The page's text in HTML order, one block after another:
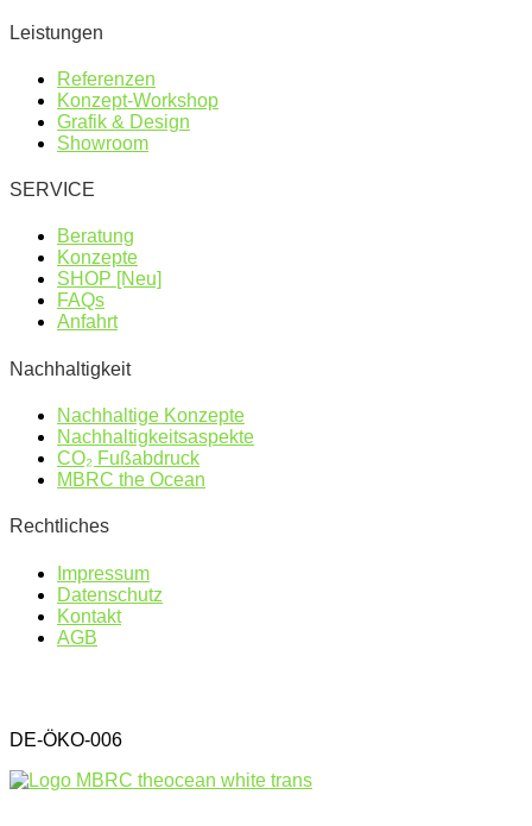
Leistungen
Referenzen
Konzept-Workshop
Grafik & Design
Showroom
SERVICE
Beratung
Konzepte
SHOP [Neu]
FAQs
Anfahrt
Nachhaltigkeit
Nachhaltige Konzepte
Nachhaltigkeitsaspekte
CO₂ Fußabdruck
MBRC the Ocean
Rechtliches
Impressum
Datenschutz
Kontakt
AGB
DE-ÖKO-006